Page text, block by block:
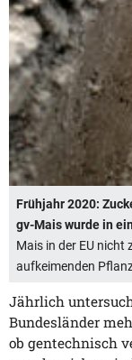
Frühjahr 2020:
gv-Mais wurde in
Mais in der EU nicht
aufkeimenden
Jährlich
Bundesländer
ob gentechnisch